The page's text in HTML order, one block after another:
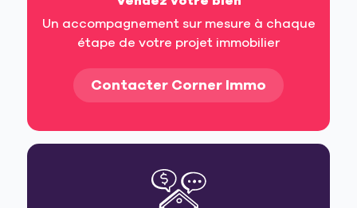
Un accompagnement sur mesure à chaque
étape de votre projet immobilier
Contacter Corner Immo